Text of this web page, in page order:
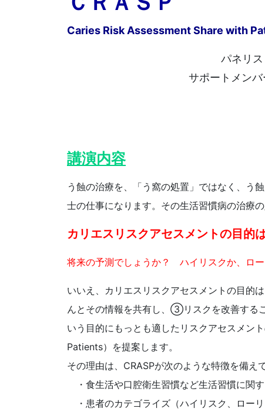
Caries Risk Assessment Share with
パネリ
サポートメン
講演内容
う蝕の治療を、「う窩の処置」ではなく、う
士の仕事になります。その生活習慣病の治療
カリエスリスクアセスメントの目的
将来の予測でしょうか？ ハイリスクか、ロ
いいえ、カリエスリスクアセスメントの目
んとその情報を共有し、③リスクを改善する
いう目的にもっとも適したリスクアセスメン
Patients）を提案します。
その理由は、CRASPが次のような特徴を備え
・食生活や口腔衛生習慣など生活習慣に関
・患者のカテゴライズ（ハイリスク、ロー